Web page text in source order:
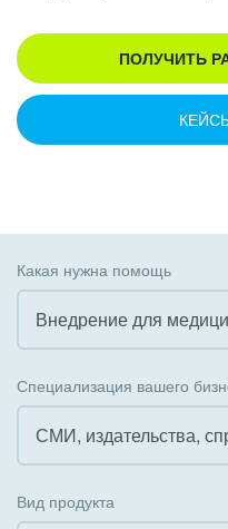
ПОЛУЧИТЬ
Какая нужна помощь
Внедрение для
Внедрение КЭДО
Интеграция с 1С
Специализация вашего
СМИ, издательства,
Вид продукта